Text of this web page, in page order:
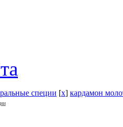
специи [x] кардамон